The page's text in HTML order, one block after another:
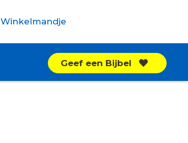
Winkelmandje
Geef een Bijbel